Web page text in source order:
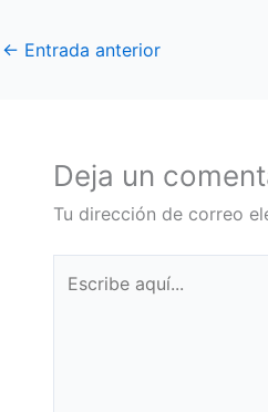
← Entrada anterior
Deja un
Tu dirección de correo
aquí...